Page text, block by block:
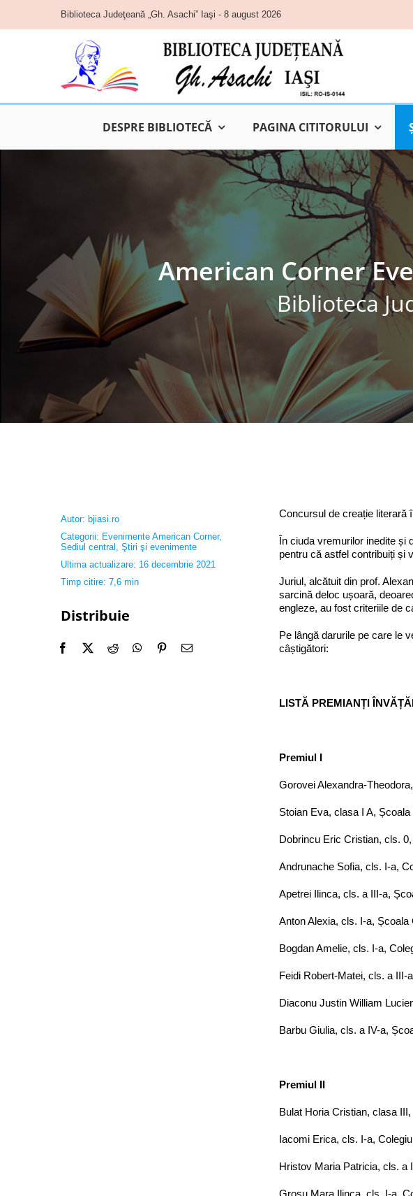
content
Biblioteca Judeţeană „Gh. Asachi” Iaşi - 8 august 2026
DESPRE BIBLIOTECĂ PAGINA CITITORULUI
American Corner
Biblioteca
Autor: bjiasi.ro
Categorii: Evenimente American Corner,
Sediul central , Ştiri şi evenimente
Ultima actualizare: 16 decembrie 2021
Timp citire: 7,6 min
Distribuie
Concursul de creație literară
În ciuda vremurilor inedite și
pentru că astfel contribuiți și
Juriul, alcătuit din prof.
sarcină deloc ușoară,
engleze, au fost criteriile de
Pe lângă darurile pe care le
câștigători:
LISTĂ PREMIANȚI
Premiul I
Gorovei Alexandra-
Stoian Eva, clasa I A,
Dobrincu Eric Cristian, cls.
Andrunache Sofia, cls. I-a,
Apetrei Ilinca, cls. a III-a,
Anton Alexia, cls. I-a, Școala
Bogdan Amelie, cls. I-a,
Feidi Robert-Matei, cls. a III-
Diaconu Justin William
Barbu Giulia, cls. a IV-a,
Premiul II
Bulat Horia Cristian, clasa
Iacomi Erica, cls. I-a,
Hristov Maria Patricia, cls. a
Grosu Mara Ilinca, cls. I-a,